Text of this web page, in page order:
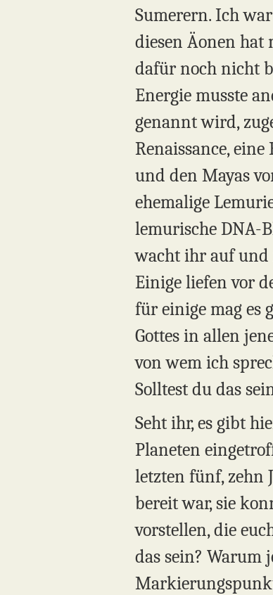
Sumerern. Ich
diesen Äonen hat
dafür noch nicht
Energie musste
genannt wird,
Renaissance,
und den Mayas
ehemalige
lemurische DNA-
wacht ihr auf und
Einige liefen vor
für einige mag es
Gottes in allen
von wem ich
Solltest du das
Seht ihr, es gibt
Planeten
letzten fünf, zehn
bereit war, sie
vorstellen, die
das sein? Warum